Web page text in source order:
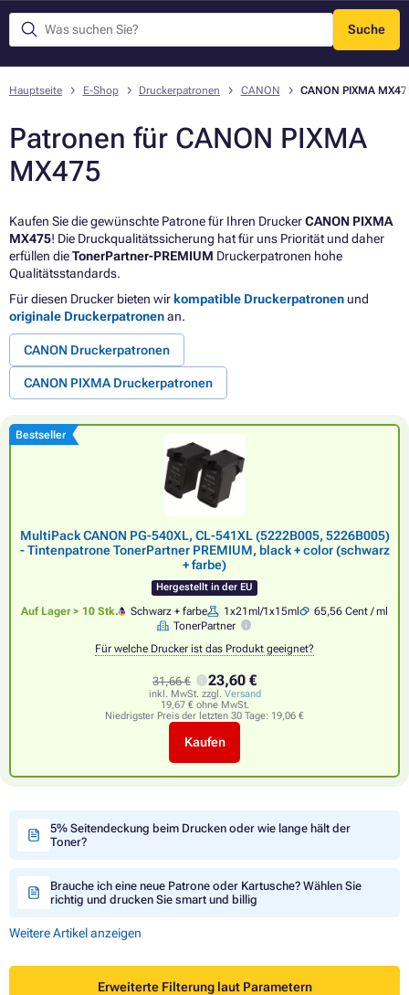
Suche
Menü
Hauptseite E-Shop Druckerpatronen CANON CANON PIXMA
Patronen für CANON PIXMA
MX475
Kaufen Sie die gewünschte Patrone für Ihren DruckerCANON PIXMA
MX475! Die Druckqualitätssicherung hat für uns Priorität und daher
erfüllen dieTonerPartner-PREMIUM Druckerpatronen hohe
Qualitätsstandards.
Für diesen Drucker bieten wir kompatible Druckerpatronen und
originale Druckerpatronenan.
CANON Druckerpatronen
CANON PIXMA Druckerpatronen
Bestseller
MultiPack CANON PG-540XL, CL-541XL (5222B005, 5226B005)
- Tintenpatrone TonerPartner PREMIUM, black + color (schwarz
+ farbe)
Hergestellt in der EU
Auf Lager > 10 Stk. Schwarz + farbe 1x21ml/1x15ml
65,56 Cent / ml
TonerPartner
Für welche Drucker ist das Produkt geeignet?
31,66 € 23,60 €
inkl. MwSt. zzgl. Versand
19,67 € ohne MwSt.
Niedrigster Preis der letzten 30 Tage: 19,06 €
Kaufen
5% Seitendeckung beim Drucken oder wie lange hält der
Toner?
Brauche ich eine neue Patrone oder Kartusche? Wählen Sie
richtig und drucken Sie smart und billig
Weitere Artikel anzeigen
Erweiterte Filterung laut Parametern